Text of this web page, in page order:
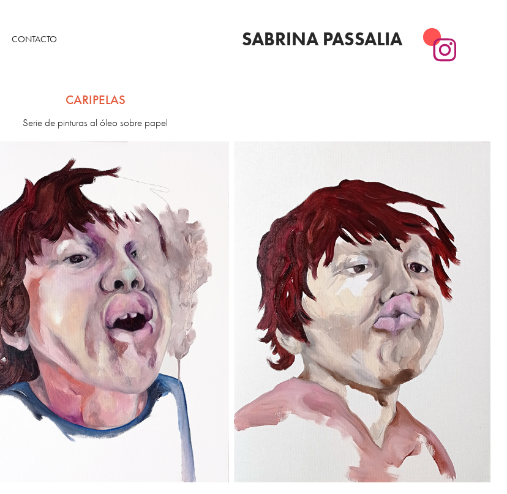
CONTACTO SABRINA PASSALIA
CARIPELAS
Serie de pinturas al óleo sobre papel